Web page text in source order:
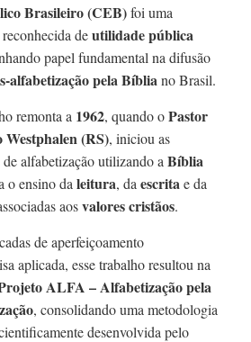
Brasileiro (CEB)foi uma
reconhecida deutilidade pública
papel fundamental na difusão
alfabetização pela Bíbliano Brasil.
remonta a 1962, quando oPastor
Westphalen (RS), iniciou as
alfabetização utilizando a Bíblia
o ensino da leitura, da escritae da
aosvalores cristãos.
de aperfeiçoamento
aplicada, esse trabalho resultou na
ALFA – Alfabetização pela
, consolidando uma metodologia
desenvolvida pelo